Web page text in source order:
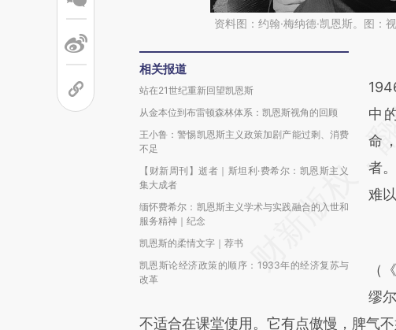
资料图：约翰·梅纳德·凯恩斯。图：
相关报道
站在21世纪重新回望凯恩斯
从金本位到布雷顿森林体系：凯恩斯视角的回顾
王小鲁：警惕凯恩斯主义政策加剧产能过剩、消费
不足
【财新周刊】逝者｜斯坦利·费希尔：凯恩斯主义
集大成者
缅怀费希尔：凯恩斯主义学术与实践融合的入世和
服务精神｜纪念
凯恩斯的柔情文字｜荐书
凯恩斯论经济政策的顺序：1933年的经济复苏与
改革
请
成
新
凯
中
命
者
难
他
（
缪
不适合在课堂使用。它有点傲慢，脾气